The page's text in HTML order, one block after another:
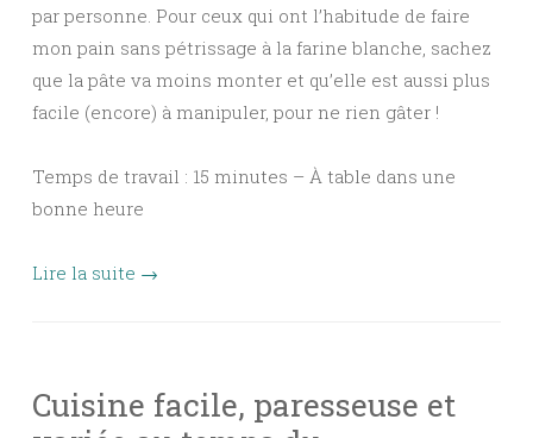
par personne. Pour ceux qui ont l’habitude de faire
mon pain sans pétrissage à la farine blanche, sachez
que la pâte va moins monter et qu’elle est aussi plus
facile (encore) à manipuler, pour ne rien gâter !
Temps de travail : 15 minutes – À table dans une
bonne heure
Lire la suite →
Cuisine facile, paresseuse et